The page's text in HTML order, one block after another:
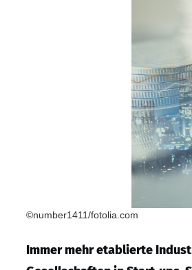
©number1411/fotolia.com
Immer mehr etablierte